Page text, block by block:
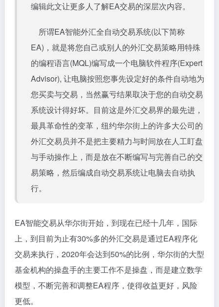
编辑此文让更多人了解EA交易的深层次内容。
所谓EA智能外汇全自动交易系统(以下简称
EA)，就是将您自己或别人的外汇交易策略用特殊
的编程语言(MQL)编写成一个电脑软件程序(Expert
Advisor), 让电脑按照您事先设定好的条件自动地为
您买卖与交易，当然赢亏结果取决于您的自动交易
系统设计得好坏。目前这是外汇交易界的最先进，
最具革命性的变革，纽约华尔街上的许多大公司的
外汇交易员并不是把主要精力与时间放在人工盯盘
与手动操作上，而是放在不断编写与完善自己的交
易策略，然后编成自动交易系统让电脑去自动执
行。
EA智能交易从华尔街开始，到现在已经十几年，国际
上，到目前为止有30%多的外汇交易是通过EA程序化
交易来执行，2020年会达到50%的比例，华尔街的大型
基金机构的操盘手的主要工作不是操盘，而是建立数学
模型，不断完善和调整EA程序，使得收益更好，风险
更低。